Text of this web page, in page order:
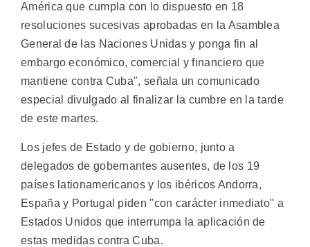
América que cumpla con lo dispuesto en 18
resoluciones sucesivas aprobadas en la Asamblea
General de las Naciones Unidas y ponga fin al
embargo económico, comercial y financiero que
mantiene contra Cuba", señala un comunicado
especial divulgado al finalizar la cumbre en la tarde
de este martes.
Los jefes de Estado y de gobierno, junto a
delegados de gobernantes ausentes, de los 19
países lationamericanos y los ibéricos Andorra,
España y Portugal piden "con carácter inmediato" a
Estados Unidos que interrumpa la aplicación de
estas medidas contra Cuba.